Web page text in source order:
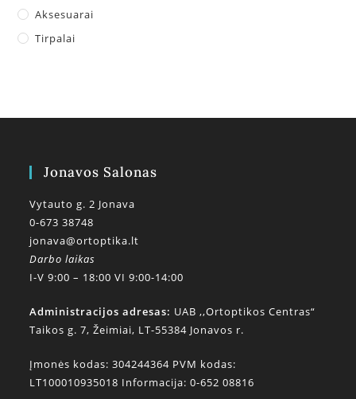
Aksesuarai
Tirpalai
Jonavos Salonas
Vytauto g. 2 Jonava
0-673 38748
jonava@ortoptika.lt
Darbo laikas
I-V 9:00 – 18:00 VI 9:00-14:00
Administracijos adresas: UAB ,,Ortoptikos Centras“
Taikos g. 7, Žeimiai, LT-55384 Jonavos r.
Įmonės kodas: 304244364 PVM kodas:
LT100010935018 Informacija: 0-652 08816